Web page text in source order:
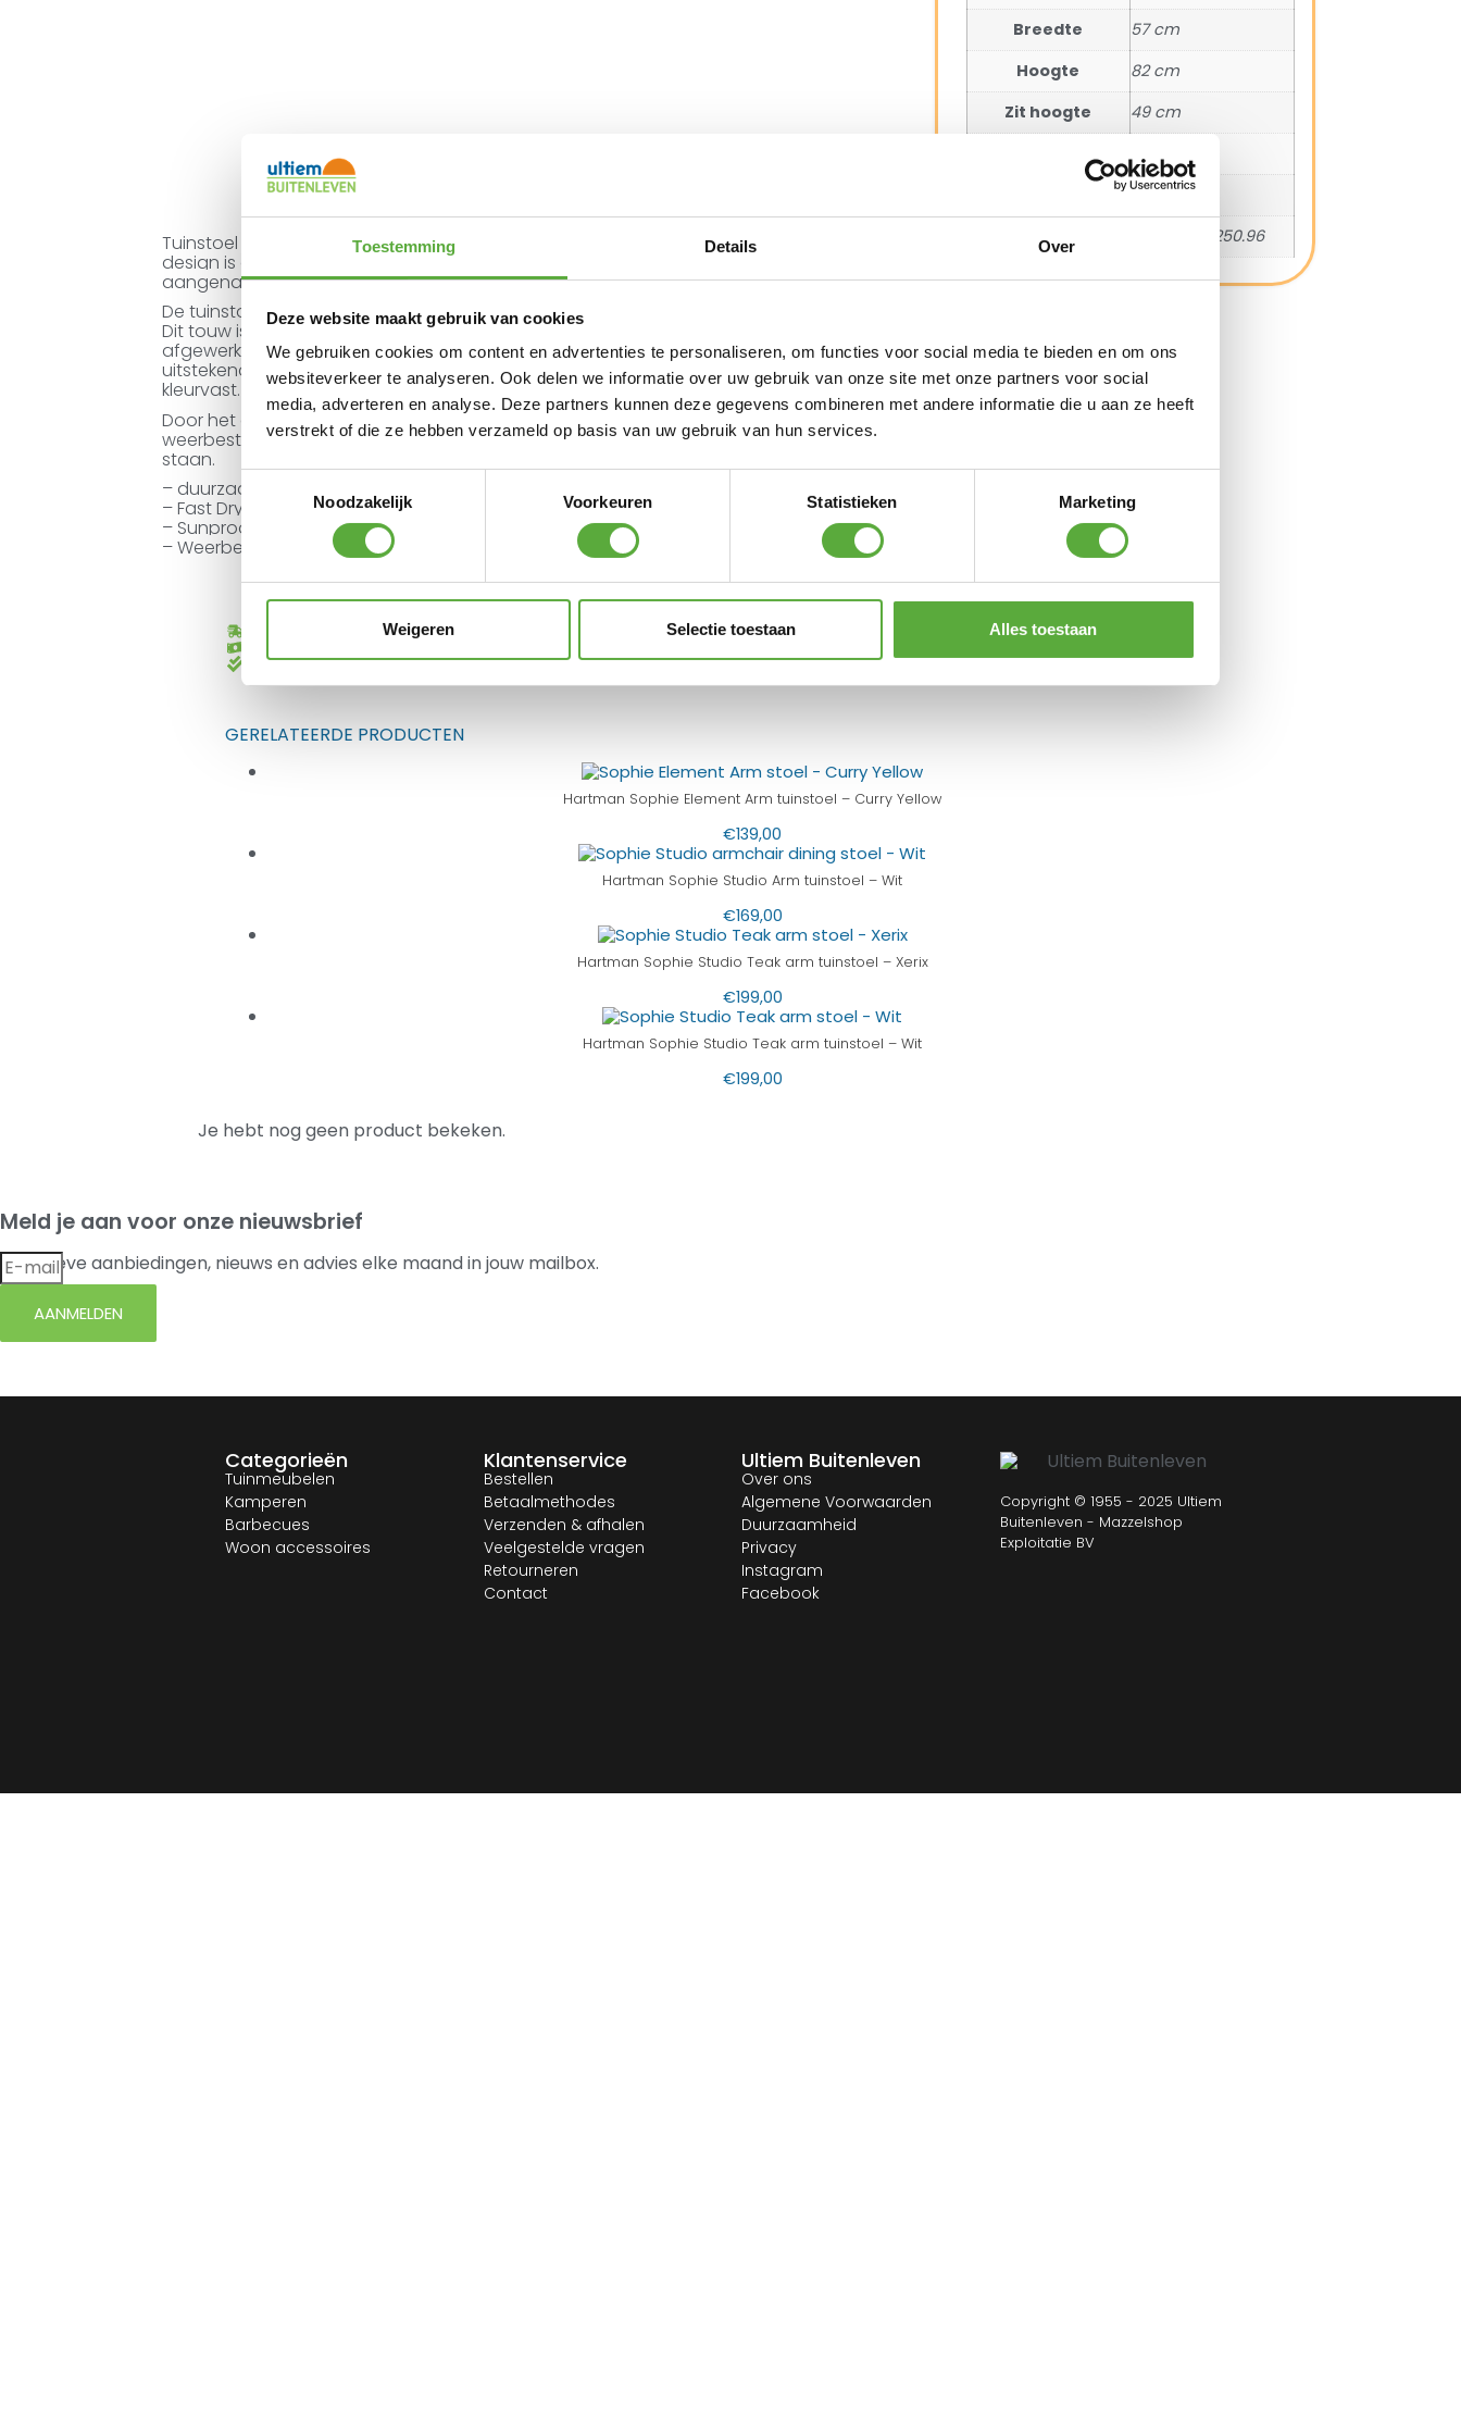
Toestemming Details Over
Deze website maakt gebruik van cookies
We gebruiken cookies om content en advertenties te personaliseren, om functies voor social media te bieden en om ons
websiteverkeer te analyseren. Ook delen we informatie over uw gebruik van onze site met onze partners voor social
media, adverteren en analyse. Deze partners kunnen deze gegevens combineren met andere informatie die u aan ze heeft
verstrekt of die ze hebben verzameld op basis van uw gebruik van hun services.
Toestemmingsselectie
Noodzakelijk
Voorkeuren Statistieken Marketing
Weigeren Selectie toestaan Alles toestaan
Tuinstoel SUNS Nappa is perfect voor een uitgebreide buiten-lunch of buitendiner. Het
design is opvallend elegant en de hoogwaardig touwwerk zittingen bieden een
aangenaam zitcomfort.
De tuinstoel heeft een aluminium frame dat is omspannen met premium acryl touw.
Dit touw is weer-, slijt- en kleurvast en heeft een lange levensduur. Het zitkussen is
afgewerkt met de eersteklas buitenstof Sunproof®. Deze hoogwaardige stof is
uitstekend weer-, water-, UV- en schimmelbestendig. Bovendien is de stof zeer
kleurvast.
Door het gebruik van deze kwaliteitsmaterialen is SUNS Nappa Dining Tuinstoel
weerbestendig en onderhoudsvriendelijk en kan het hele jaar door buiten blijven
staan.
– duurzaam aluminium
– Fast Dry Foam
– Sunproof
– Weerbestendig
Breedte
57 cm
Hoogte
82 cm
Zit hoogte
49 cm
62 cm
SKU
2046.01.98.250.96
Gratis verzending vanaf €250,-*
Kopersbescherming met Trusted Shops
GERELATEERDE PRODUCTEN
Hartman Sophie Element Arm tuinstoel – Curry Yellow
€139,00
Hartman Sophie Studio Arm tuinstoel – Wit
€169,00
Hartman Sophie Studio Teak arm tuinstoel – Xerix
€199,00
Hartman Sophie Studio Teak arm tuinstoel – Wit
€199,00
Je hebt nog geen product bekeken.
Meld je aan voor onze nieuwsbrief
Exclusieve aanbiedingen, nieuws en advies elke maand in jouw mailbox.
AANMELDEN
Categorieën
Tuinmeubelen
Kamperen
Barbecues
Woon accessoires
Klantenservice
Bestellen
Betaalmethodes
Verzenden & afhalen
Veelgestelde vragen
Retourneren
Contact
Ultiem Buitenleven
Over ons
Algemene Voorwaarden
Duurzaamheid
Privacy
Instagram
Facebook
Copyright © 1955 - 2025 Ultiem
Buitenleven - Mazzelshop
Exploitatie BV